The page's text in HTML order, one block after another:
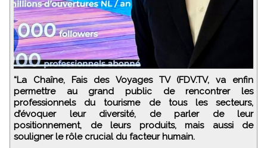
“La Chaîne, Fais des Voyages TV (FDV.TV, va enfin
permettre au grand public de rencontrer les
professionnels du tourisme de tous les secteurs,
d’évoquer leur diversité, de parler de leur
positionnement, de leurs produits, mais aussi de
souligner le rôle crucial du facteur humain.